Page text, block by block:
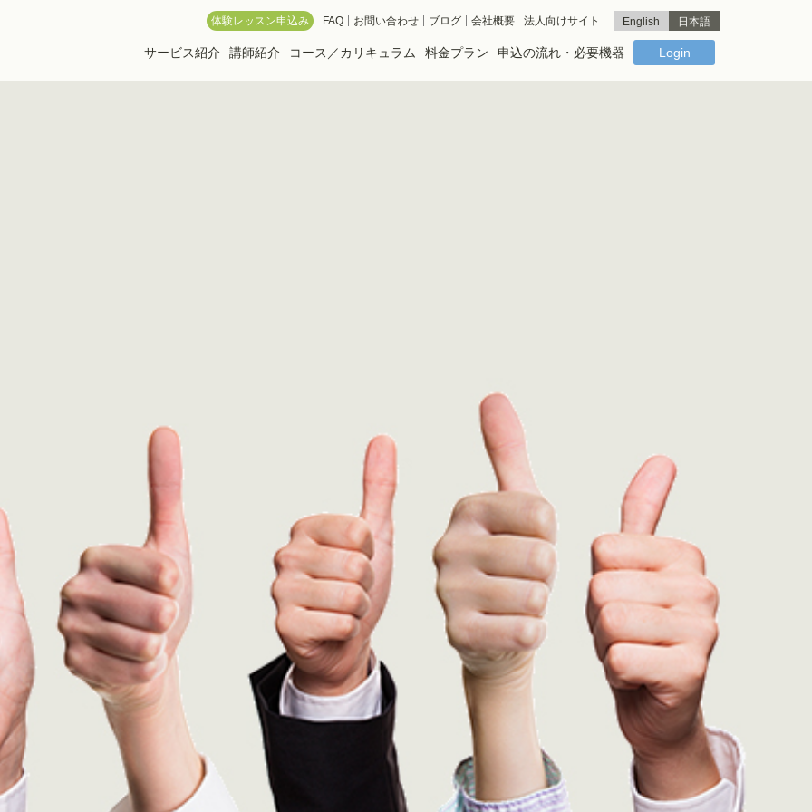
サービス紹介 講師紹介 コース／カリキュラム 料金プラン 申込の流れ・必要機器 Login
体験レッスン申込み FAQ お問い合わせ ブログ 会社概要 法人向けサイト English 日本語